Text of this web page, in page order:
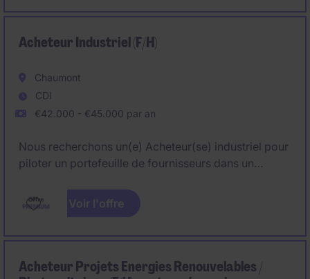
Acheteur Industriel (F/H)
Chaumont
CDI
€42.000 - €45.000 par an
Nous recherchons un(e) Acheteur(se) industriel pour
piloter un portefeuille de fournisseurs dans un
performance et amélioration continue. Vous
contribuez à la sécurisation des approvisionnements
Voir l'offre
Acheteur Projets Energies Renouvelables /